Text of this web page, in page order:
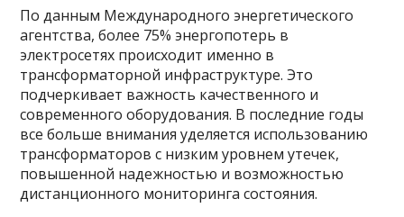
По данным Международного энергетического
агентства, более 75% энергопотерь в
электросетях происходит именно в
трансформаторной инфраструктуре. Это
подчеркивает важность качественного и
современного оборудования. В последние годы
все больше внимания уделяется использованию
трансформаторов с низким уровнем утечек,
повышенной надежностью и возможностью
дистанционного мониторинга состояния.